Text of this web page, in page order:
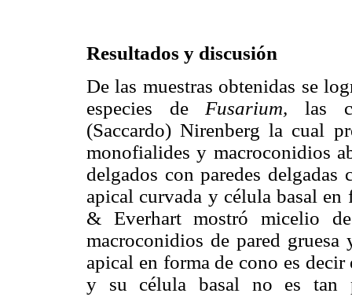
Resultados y discusión
De las muestras obtenidas se
especies de Fusarium, las
(Saccardo) Nirenberg la cual
monofialides y macroconidios
delgados con paredes
apical curvada y célula basal
& Everhart mostró micelio
macroconidios de pared
apical en forma de cono es
y su célula basal no es tan